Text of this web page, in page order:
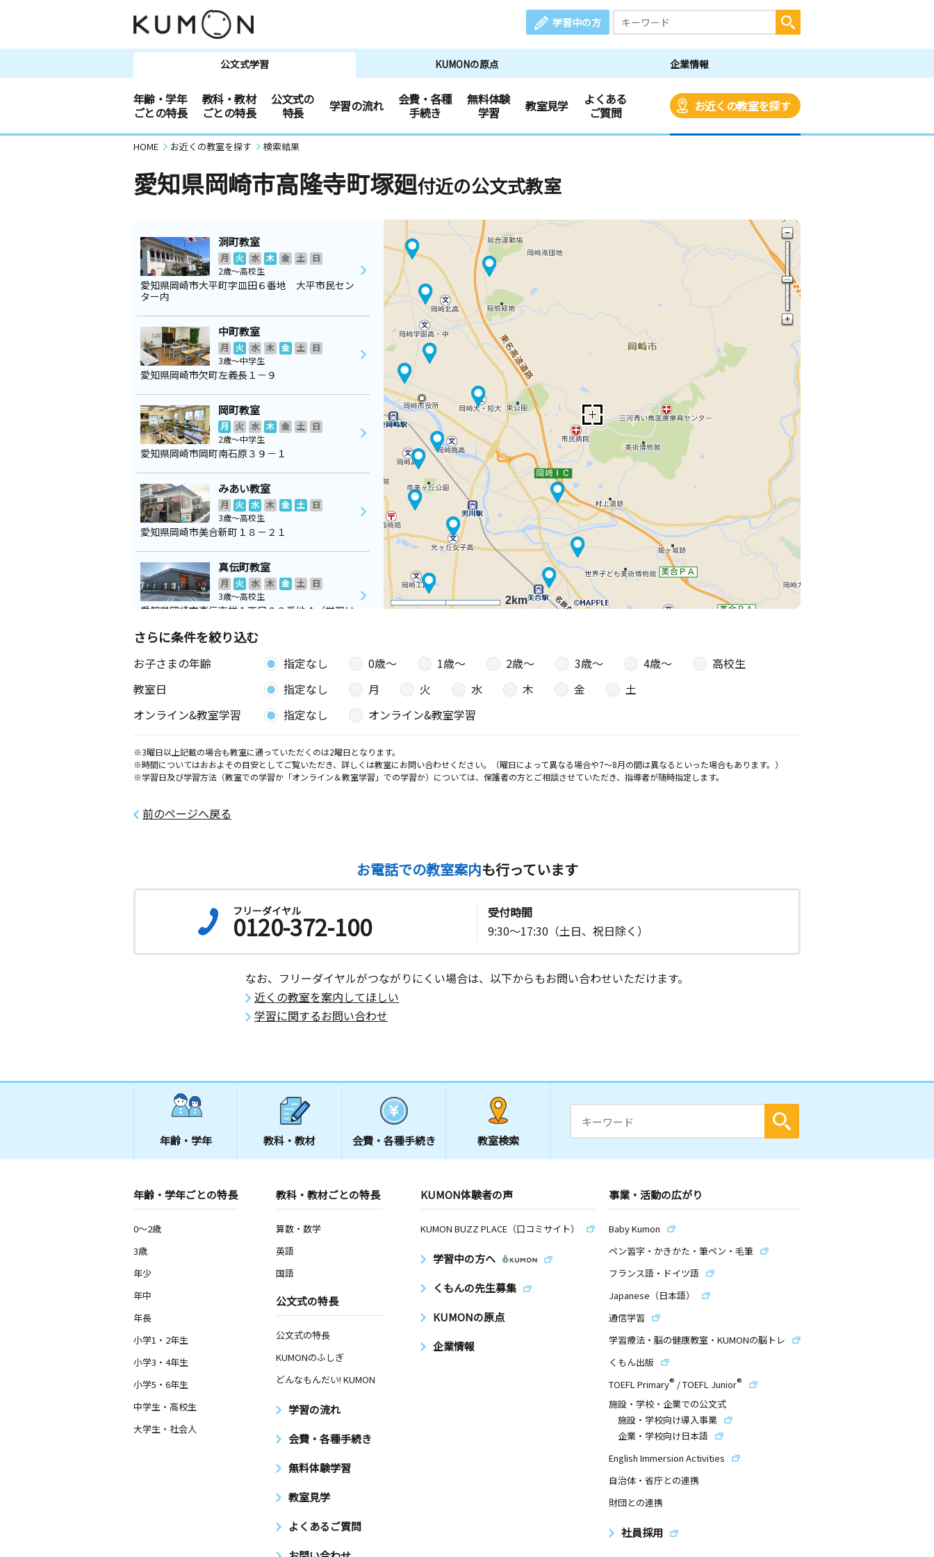
学習中の方
公文式学習 KUMONの原点 企業情報
年齢・学年
ごとの特長
教科・教材
ごとの特長
公文式の
特長
学習の流れ
会費・各種
手続き
無料体験
学習
教室見学
よくある
ご質問
お近くの教室を探す
HOME お近くの教室を探す 検索結果
愛知県岡崎市高隆寺町塚廻付近の公文式教室
2km
洞町教室
月 火 水 木 金 土
日
2歳～高校生
愛知県岡崎市大平町字皿田６番地 大平市民セン
ター内
中町教室
月 火 水 木 金 土
日
3歳～中学生
愛知県岡崎市欠町左義長１－９
岡町教室
月 火 水 木 金 土
日
2歳～中学生
愛知県岡崎市岡町南石原３９－１
みあい教室
月 火 水 木 金 土
日
3歳～高校生
愛知県岡崎市美合新町１８－２１
真伝町教室
月 火 水 木 金 土
日
3歳～高校生
愛知県岡崎市真伝吉祥１丁目２３番地４（学習は
東竜美丘教室
木 金 土 日
2歳～高校生
愛知県岡崎市東明大寺町１６－２ 明和荘２ ２
０１号室
梅園教室
月 火 水 木 金 土
日
3歳～高校生
三島教室
火 木 金 土
日
愛知県岡崎市竜美北１丁目３－２１
ななまがり教室
水 木 金 土
日
2歳～高校生
石神教室
金 土
サウス竜美教室
2歳～高校生
愛知県岡崎市竜美南３丁目３‐２
金
内１階
愛知県岡崎市鴨田町字南魂場６０ プリンシリア
板倉１０５号
さらに条件を絞り込む
お子さまの年齢 指定なし 0歳〜 1歳〜 2歳〜 3歳〜 4歳〜
高校生
教室日
指定なし 月 火 水 木 金
土
オンライン&教室学習
指定なし オンライン&教室学習
※3曜日以上記載の場合も教室に通っていただくのは2曜日となります。
※時間についてはおおよその目安としてご覧いただき、詳しくは教室にお問い合わせください。（曜日によって異なる場合や7～8月の間は異なるといった場合もあります。）
※学習日及び学習方法（教室での学習か「オンライン＆教室学習」での学習か）については、保護者の方とご相談させていただき、指導者が随時指定します。
前のページへ戻る
お電話での教室案内も行っています
フリーダイヤル
0120-372-100
受付時間
9:30～17:30（土日、祝日除く）
なお、フリーダイヤルがつながりにくい場合は、以下からもお問い合わせいただけます。
近くの教室を案内してほしい
学習に関するお問い合わせ
年齢・学年 教科・教材 会費・ 各種手続き 教室検索
年齢・学年ごとの特長
0～2歳
3歳
年少
年中
年長
小学1・2年生
小学3・4年生
小学5・6年生
中学生・高校生
大学生・社会人
教科・教材ごとの特長
算数・数学
英語
国語
公文式の特長
公文式の特長
KUMONのふしぎ
どんなもんだい! KUMON
学習の流れ
会費・各種手続き
無料体験学習
教室見学
よくあるご質問
KUMON体験者の声
KUMON BUZZ PLACE（口コミサイト）
学習中の方へ
くもんの先生募集
KUMONの原点
企業情報
事業・活動の広がり
Baby Kumon
ペン習字・かきかた・筆ペン・毛筆
フランス語・ドイツ語
Japanese（日本語）
通信学習
学習療法・脳の健康教室・KUMONの脳トレ
くもん出版
TOEFL Primary® /TOEFL Junior®
施設・学校・企業での公文式
施設・学校向け導入事業
企業・学校向け日本語
English Immersion Activities
自治体・省庁との連携
財団との連携
社員採用